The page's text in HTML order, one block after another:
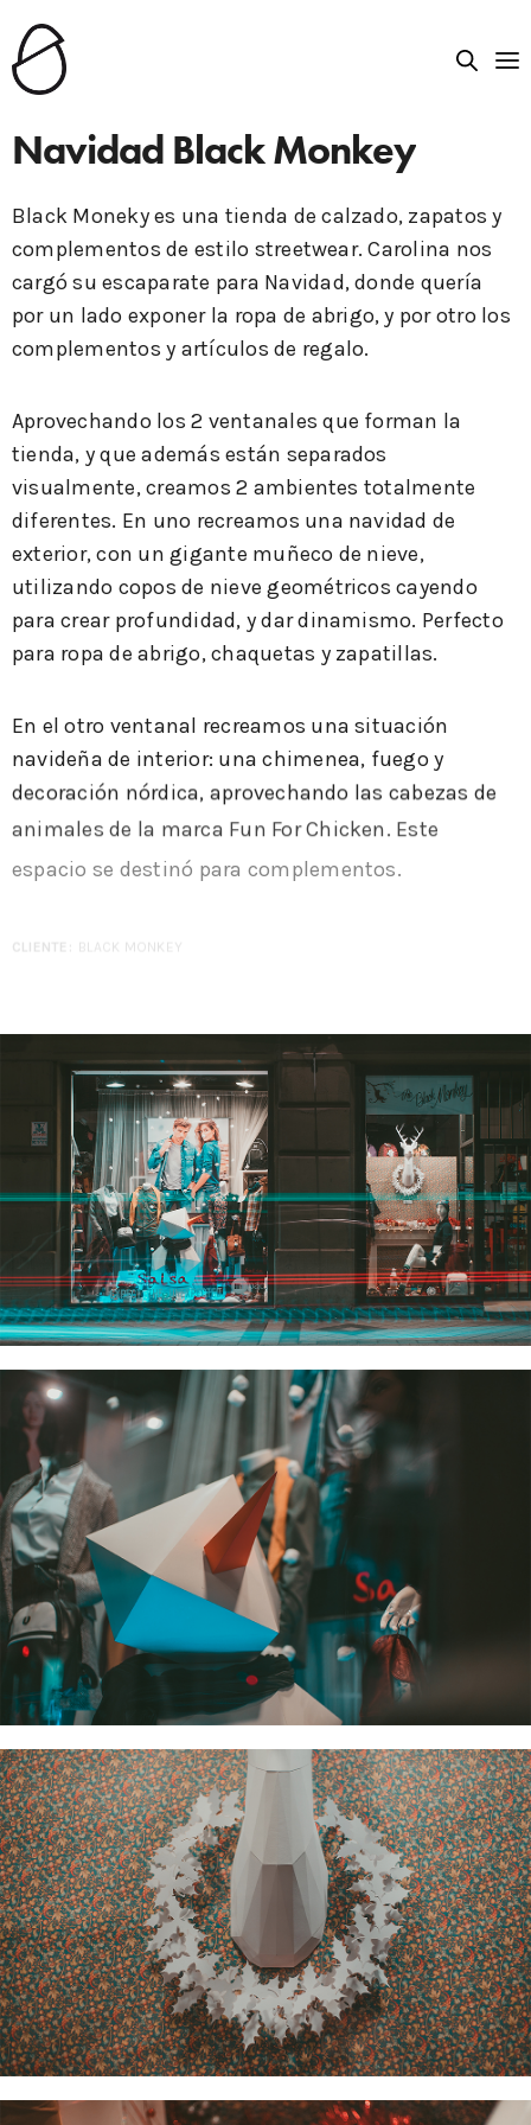
Navidad Black Monkey
Black Moneky es una tienda de calzado, zapatos y
complementos de estilo streetwear. Carolina nos
cargó su escaparate para Navidad, donde quería
por un lado exponer la ropa de abrigo, y por otro los
complementos y artículos de regalo.
Aprovechando los 2 ventanales que forman la
tienda, y que además están separados
visualmente, creamos 2 ambientes totalmente
diferentes. En uno recreamos una navidad de
exterior, con un gigante muñeco de nieve,
utilizando copos de nieve geométricos cayendo
para crear profundidad, y dar dinamismo. Perfecto
para ropa de abrigo, chaquetas y zapatillas.
En el otro ventanal recreamos una situación
navideña de interior: una chimenea, fuego y
decoración nórdica, aprovechando las cabezas de
animales de la marca Fun For Chicken. Este
espacio se destinó para complementos.